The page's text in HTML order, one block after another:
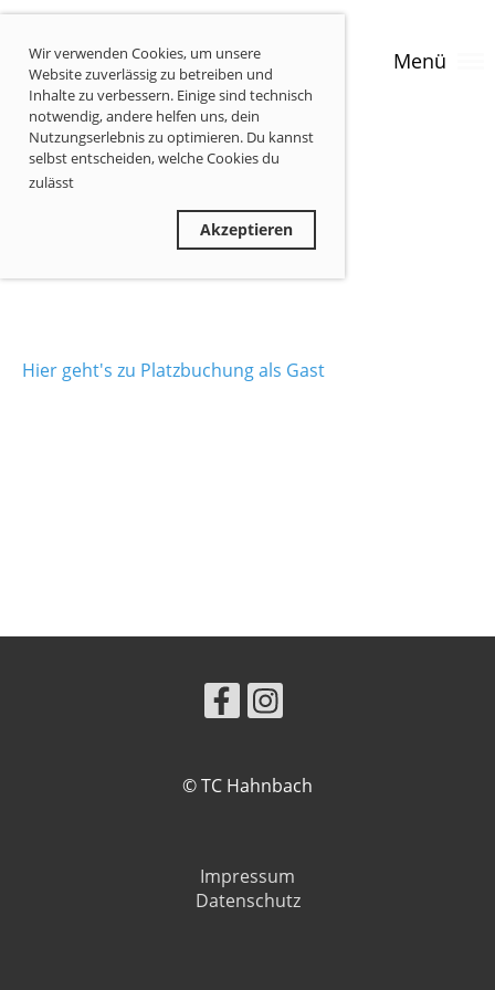
Wir verwenden Cookies, um unsere
Website zuverlässig zu betreiben und
Inhalte zu verbessern. Einige sind technisch
notwendig, andere helfen uns, dein
Nutzungserlebnis zu optimieren. Du kannst
selbst entscheiden, welche Cookies du
zulässt
Akzeptieren
Menü
Hier geht's zu Platzbuchung als Gast
© TC Hahnbach
Impressum
Datenschutz